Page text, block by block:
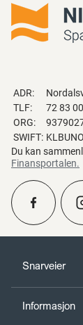
Snarveier
Informasjon
ADR:
TLF:
72 83
ORG:
SWIFT:
Du kan
Finansportalen.